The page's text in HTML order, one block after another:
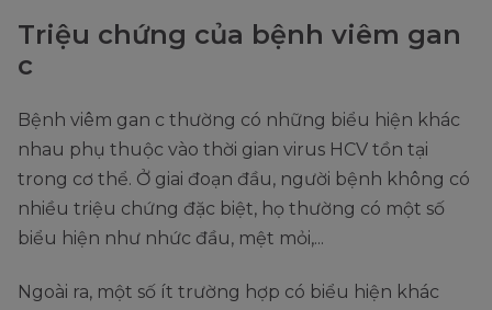
Triệu chứng của bệnh viêm gan
c
Bệnh viêm gan c thường có những biểu hiện khác
nhau phụ thuộc vào thời gian virus HCV tồn tại
trong cơ thể. Ở giai đoạn đầu, người bệnh không có
nhiều triệu chứng đặc biệt, họ thường có một số
biểu hiện như nhức đầu, mệt mỏi,...
Ngoài ra, một số ít trường hợp có biểu hiện khác